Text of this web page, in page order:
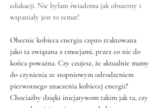
edukacji. Nie byłam świadoma jak obszerny i
wspaniały jest to temat!
Obecnie kobieca energia często traktowana
jako ta związana z emocjami, przez co nie do
końca poważna. Czy czujesz, że aktualnie mamy
do czynienia ze stopniowym odrodzeniem
pierwotnego znaczenia kobiecej energii?
Chociażby dzięki inicjatywom takim jak ta, czy